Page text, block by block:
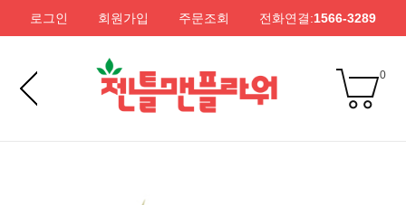
로그인 회원가입 주문조회 전화연결:1566-3289
0